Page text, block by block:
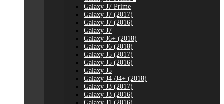
Galaxy J7 Prime
Galaxy J7 (2017)
Galaxy J7 (2016)
Galaxy J7
Galaxy J6+ (2018)
Galaxy J6 (2018)
Galaxy J5 (2017)
Galaxy J5 (2016)
Galaxy J5
Galaxy J4 /J4+ (2018)
Galaxy J3 (2017)
Galaxy J3 (2016)
Galaxy J1 (2016)